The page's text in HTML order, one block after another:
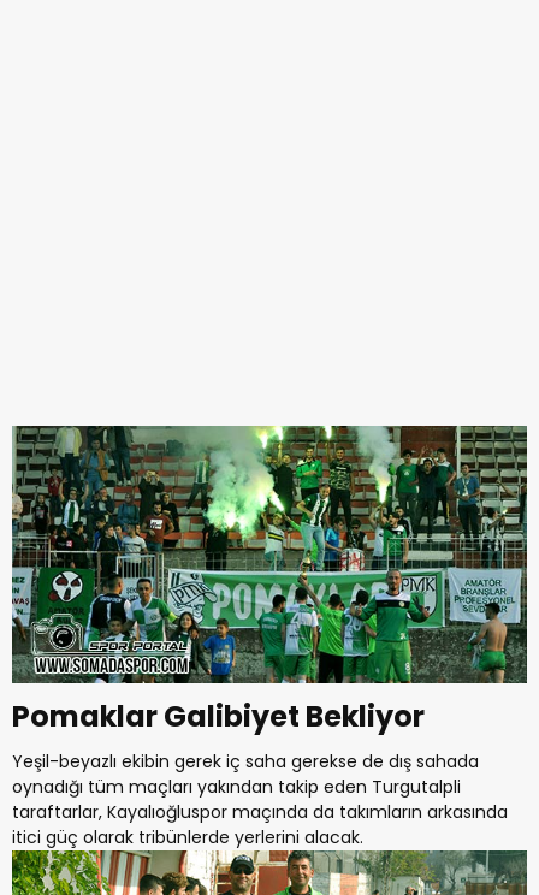
Pomaklar Galibiyet Bekliyor
Yeşil-beyazlı ekibin gerek iç saha gerekse de dış sahada
oynadığı tüm maçları yakından takip eden Turgutalpli
taraftarlar, Kayalıoğluspor maçında da takımların arkasında
itici güç olarak tribünlerde yerlerini alacak.